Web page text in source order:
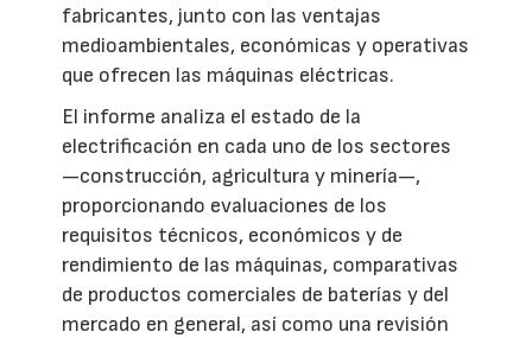
fabricantes, junto con las ventajas
medioambientales, económicas y operativas
que ofrecen las máquinas eléctricas.
El informe analiza el estado de la
electrificación en cada uno de los sectores
—construcción, agricultura y minería—,
proporcionando evaluaciones de los
requisitos técnicos, económicos y de
rendimiento de las máquinas, comparativas
de productos comerciales de baterías y del
mercado en general, así como una revisión